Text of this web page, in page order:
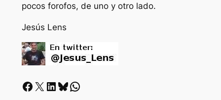
pocos forofos, de uno y otro lado.
Jesús Lens
Facebook X LinkedIn Bluesky Whatsapp